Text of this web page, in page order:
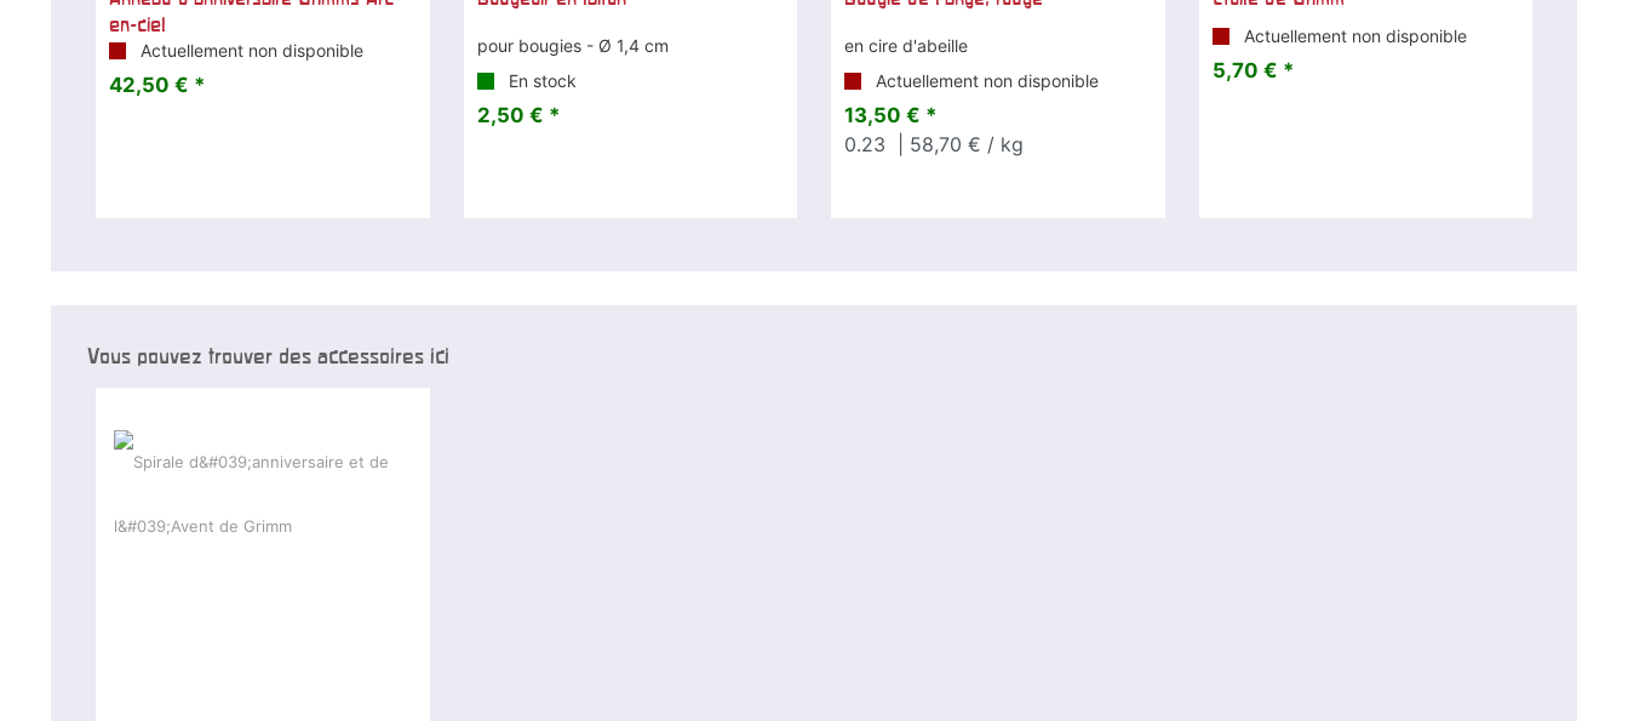
en-ciel
Actuellement non disponible
42,50 € *
pour bougies - Ø 1,4 cm
En stock
2,50 € *
en cire d'abeille
Actuellement non disponible
13,50 € *
0.23
| 58,70 € / kg
Actuellement non disponible
5,70 € *
Vous pouvez trouver des accessoires ici